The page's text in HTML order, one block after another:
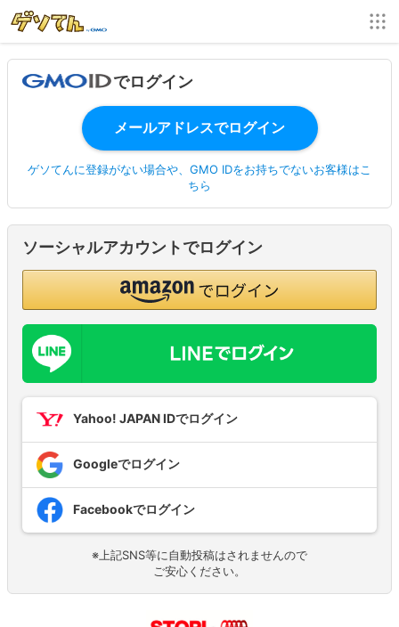
でログイン
ゲソてんに登録がない場合や、GMO IDをお持ちでないお客様はこ
ちら
ソーシャルアカウントでログイン
Yahoo! JAPAN IDでログイン
Googleでログイン
Facebookでログイン
※上記SNS等に自動投稿はされませんので
ご安心ください。